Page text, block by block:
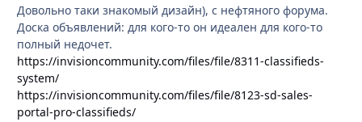
Довольно таки знакомый дизайн), с нефтяного форума.
Доска объявлений: для кого-то он идеален для кого-то
полный недочет.
https://invisioncommunity.com/files/file/8311-classifieds-
system/
https://invisioncommunity.com/files/file/8123-sd-sales-
portal-pro-classifieds/